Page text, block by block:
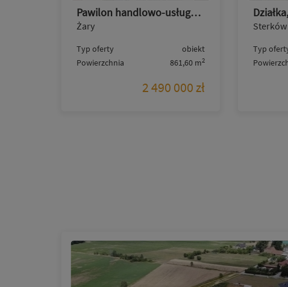
Pawilon handlowo-usługowy, Ułańska, dwa poziomy
Żary
Typ oferty
obiekt
Powierzchnia
861,60 m2
2 490 000 zł
Sterków
Typ